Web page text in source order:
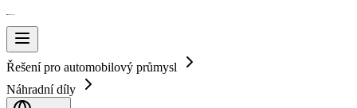
Řešení pro automobilový průmysl
Náhradní díly